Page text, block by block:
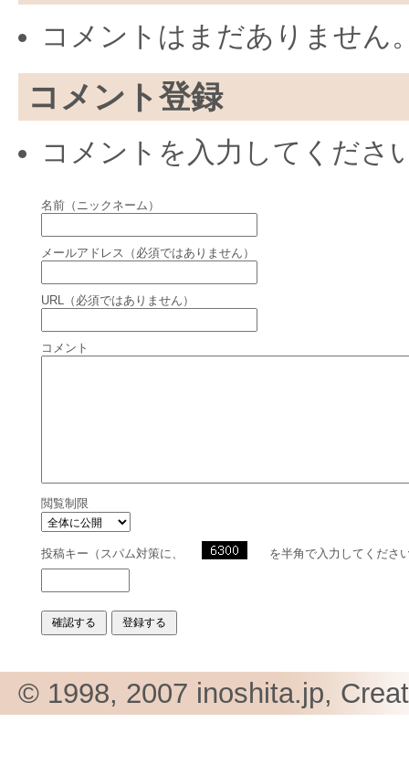
コメントはまだありません
コメント登録
コメントを入力してくださ
名前（ニックネーム）
メールアドレス（必須ではありません）
URL（必須ではありません）
コメント
閲覧制限
投稿キー（スパム対策に、 を半角で入力してくださ
© 1998, 2007 inoshita.jp,